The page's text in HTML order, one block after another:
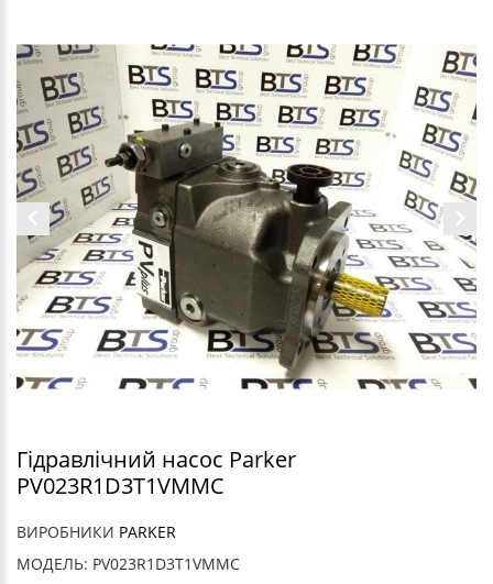
Гідравлічний насос Parker
PV023R1D3T1VMMC
ВИРОБНИКИ PARKER
МОДЕЛЬ: PV023R1D3T1VMMC